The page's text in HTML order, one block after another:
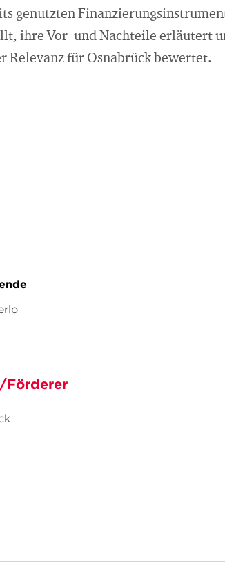
genutzten
ihre Vor- und Nachteile erläutert
Relevanz für Osnabrück bewertet.
Förderer